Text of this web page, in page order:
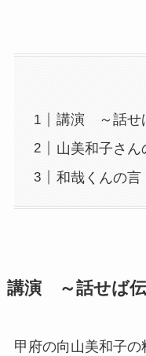
講演 ～話せ
山美和子さん
和哉くんの言
講演 ～話せば伝
甲府の向山美和子